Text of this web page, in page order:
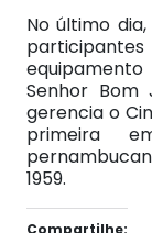
No último
Senhor Bom
gerencia o
primeira
1959.